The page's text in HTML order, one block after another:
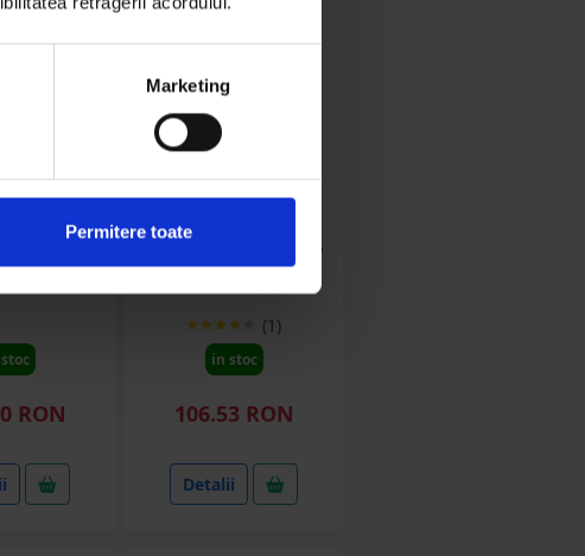
Marketing
Permitere toate
M29 C+F
RON
Taler disc crestat 560x5
patrat de 37
(1)
in stoc
106.53 RON
Detalii